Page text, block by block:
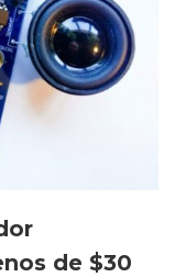
de $30